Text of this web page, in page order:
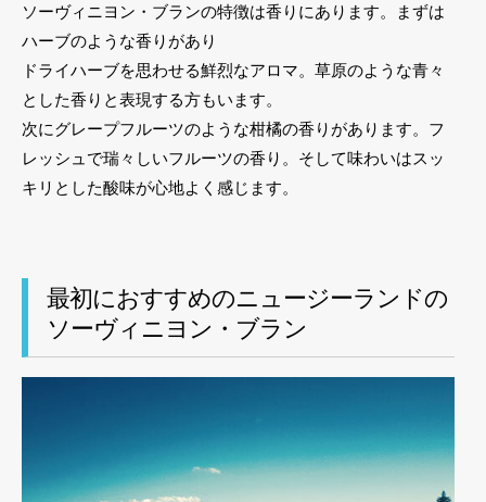
ソーヴィニヨン・ブランの特徴は香りにあります。まずは
ハーブのような香りがあり
ドライハーブを思わせる鮮烈なアロマ。草原のような青々
とした香りと表現する方もいます。
次にグレープフルーツのような柑橘の香りがあります。フ
レッシュで瑞々しいフルーツの香り。そして味わいはスッ
キリとした酸味が心地よく感じます。
最初におすすめのニュージーランドの
ソーヴィニヨン・ブラン